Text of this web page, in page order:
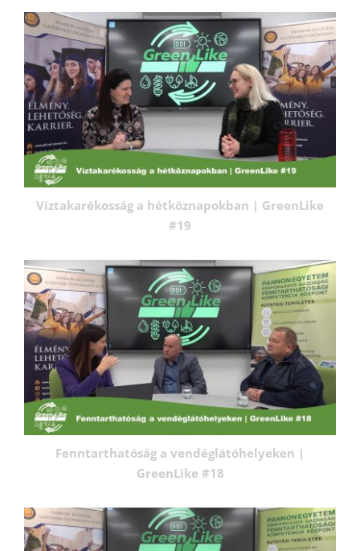
Víztakarékosság a hétköznapokban | GreenLike
#19
Fenntarthatóság a vendéglátóhelyeken |
GreenLike #18